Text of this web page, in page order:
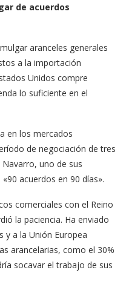
de acuerdos
aranceles generales
a la importación
Unidos compre
lo suficiente en el
en los mercados
de negociación de tres
uno de sus
acuerdos en 90 días».
comerciales con el Reino
la paciencia. Ha enviado
y a la Unión Europea
arancelarias, como el 30%
socavar el trabajo de sus